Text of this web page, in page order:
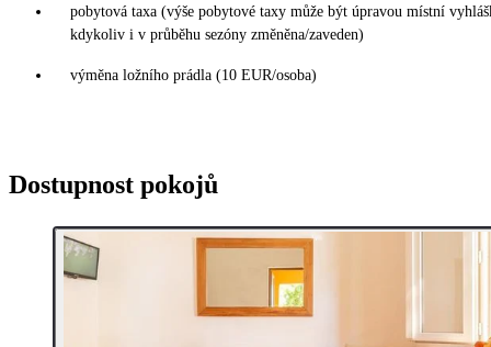
pobytová taxa (výše pobytové taxy může být úpravou místní
kdykoliv i v průběhu sezóny změněna/zaveden)
výměna ložního prádla (10 EUR/osoba)
Dostupnost pokojů